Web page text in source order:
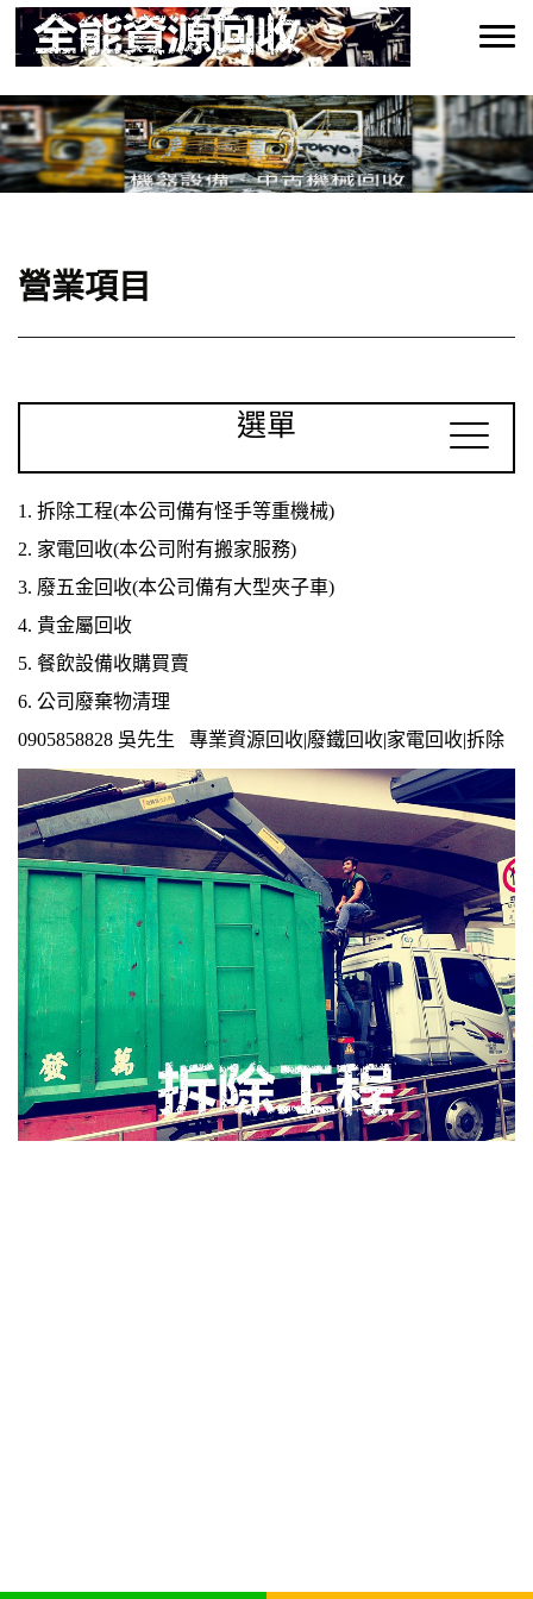
營業項目
選單
1. 拆除工程(本公司備有怪手等重機械)
2. 家電回收(本公司附有搬家服務)
3. 廢五金回收(本公司備有大型夾子車)
4. 貴金屬回收
5. 餐飲設備收購買賣
6. 公司廢棄物清理
0905858828 吳先生 專業資源回收|廢鐵回收|家電回收|拆除